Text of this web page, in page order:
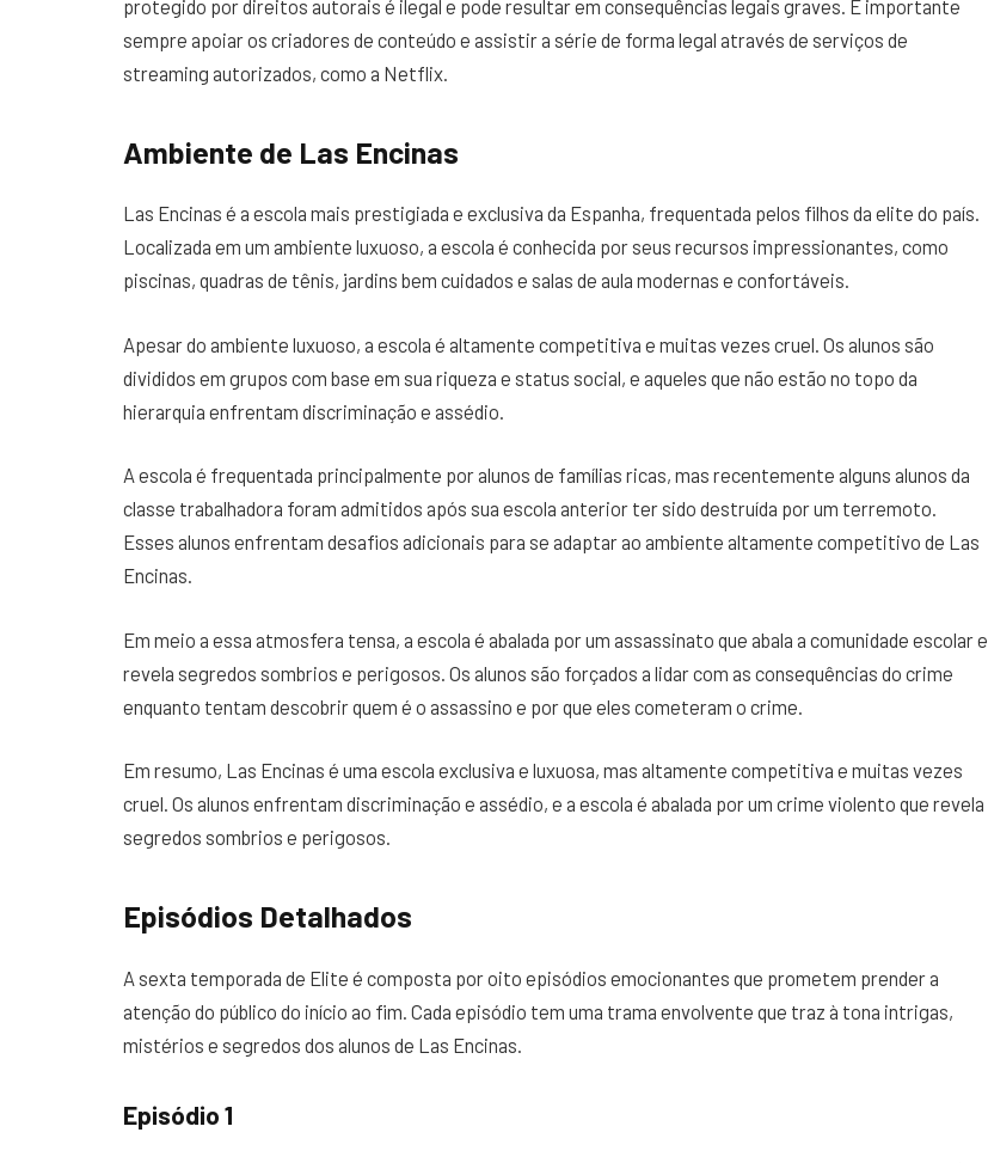
protegido por direitos autorais é ilegal e pode resultar em consequências legais graves. É importante
sempre apoiar os criadores de conteúdo e assistir a série de forma legal através de serviços de
streaming autorizados, como a Netflix.
Ambiente de Las Encinas
Las Encinas é a escola mais prestigiada e exclusiva da Espanha, frequentada pelos filhos da elite do país.
Localizada em um ambiente luxuoso, a escola é conhecida por seus recursos impressionantes, como
piscinas, quadras de tênis, jardins bem cuidados e salas de aula modernas e confortáveis.
Apesar do ambiente luxuoso, a escola é altamente competitiva e muitas vezes cruel. Os alunos são
divididos em grupos com base em sua riqueza e status social, e aqueles que não estão no topo da
hierarquia enfrentam discriminação e assédio.
A escola é frequentada principalmente por alunos de famílias ricas, mas recentemente alguns alunos da
classe trabalhadora foram admitidos após sua escola anterior ter sido destruída por um terremoto.
Esses alunos enfrentam desafios adicionais para se adaptar ao ambiente altamente competitivo de Las
Encinas.
Em meio a essa atmosfera tensa, a escola é abalada por um assassinato que abala a comunidade escolar e
revela segredos sombrios e perigosos. Os alunos são forçados a lidar com as consequências do crime
enquanto tentam descobrir quem é o assassino e por que eles cometeram o crime.
Em resumo, Las Encinas é uma escola exclusiva e luxuosa, mas altamente competitiva e muitas vezes
cruel. Os alunos enfrentam discriminação e assédio, e a escola é abalada por um crime violento que revela
segredos sombrios e perigosos.
Episódios Detalhados
A sexta temporada de Elite é composta por oito episódios emocionantes que prometem prender a
atenção do público do início ao fim. Cada episódio tem uma trama envolvente que traz à tona intrigas,
mistérios e segredos dos alunos de Las Encinas.
Episódio 1